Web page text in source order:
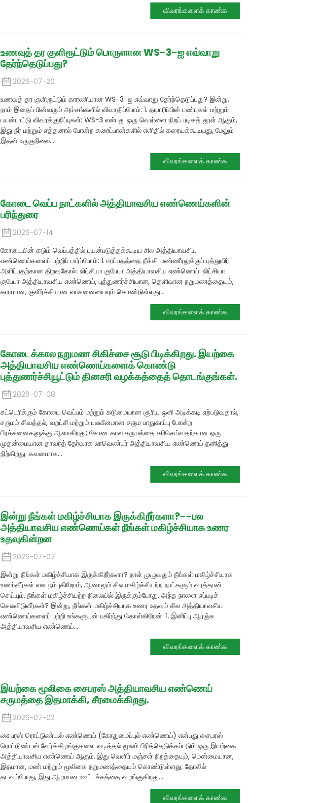
விவரங்களைக் காண்க
உணவுத் தர குளிரூட்டும் பொருளான WS-3-ஐ எவ்வாறு
தேர்ந்தெடுப்பது?
2026-07-20
உணவுத் தர குளிரூட்டும் காரணியான WS-3-ஐ எவ்வாறு தேர்ந்தெடுப்பது? இன்று,
நாம் இதைப் பின்வரும் அம்சங்களில் விவாதிப்போம்: 1. தயாரிப்பின் பண்புகள் மற்றும்
பயன்பாட்டு விவரக்குறிப்புகள்: WS-3 என்பது ஒரு வெள்ளை நிறப் படிகத் தூள் ஆகும்,
இது நீர் மற்றும் எத்தனால் போன்ற கரைப்பான்களில் எளிதில் கரையக்கூடியது, மேலும்
இதன் உருகுநிலை...
விவரங்களைக் காண்க
கோடை வெப்ப நாட்களில் அத்தியாவசிய எண்ணெய்களின்
பரிந்துரை
2026-07-14
கோடையின் கடும் வெப்பத்தில் பயன்படுத்தக்கூடிய சில அத்தியாவசிய
எண்ணெய்களைப் பற்றிப் பார்ப்போம்: 1. ஈரப்பதத்தை நீக்கி மண்ணீரலுக்குப் புத்துயிர்
அளிப்பதற்கான திறவுகோல்: லிட்சியா குபேபா அத்தியாவசிய எண்ணெய். லிட்சியா
குபேபா அத்தியாவசிய எண்ணெய், புத்துணர்ச்சியான, தெளிவான நறுமணத்தையும்,
காரமான, குளிர்ச்சியான வாசனையையும் கொண்டுள்ளது...
விவரங்களைக் காண்க
கோடைக்கால நறுமண சிகிச்சை சூடு பிடிக்கிறது. இயற்கை
அத்தியாவசிய எண்ணெய்களைக் கொண்டு
புத்துணர்ச்சியூட்டும் தினசரி வழக்கத்தைத் தொடங்குங்கள்.
2026-07-08
சுட்டெரிக்கும் கோடை வெப்பம் மற்றும் கடுமையான சூரிய ஒளி அடிக்கடி ஏற்படுவதால்,
சருமம் சிவத்தல், வறட்சி மற்றும் பலவீனமான சரும பாதுகாப்பு போன்ற
பிரச்சனைகளுக்கு ஆளாகிறது; கோடைகால சருமத்தை சரிசெய்வதற்கான ஒரு
முதன்மையான தாவரத் தேர்வாக லாவெண்டர் அத்தியாவசிய எண்ணெய் தனித்து
நிற்கிறது. கவனமாக...
விவரங்களைக் காண்க
இன்று நீங்கள் மகிழ்ச்சியாக இருக்கிறீர்களா?--பல
அத்தியாவசிய எண்ணெய்கள் நீங்கள் மகிழ்ச்சியாக உணர
உதவுகின்றன
2026-07-07
இன்று நீங்கள் மகிழ்ச்சியாக இருக்கிறீர்களா? நாள் முழுவதும் நீங்கள் மகிழ்ச்சியாக
உணர்வீர்கள் என நம்புகிறோம், ஆனாலும் சில மகிழ்ச்சியற்ற நாட்களும் வரத்தான்
செய்யும். நீங்கள் மகிழ்ச்சியற்ற நிலையில் இருக்கும்போது, ​​அந்த நாளை எப்படிச்
செலவிடுவீர்கள்? இன்று, நீங்கள் மகிழ்ச்சியாக உணர உதவும் சில அத்தியாவசிய
எண்ணெய்களைப் பற்றி உங்களுடன் பகிர்ந்து கொள்கிறேன். 1. இனிப்பு ஆரஞ்சு
அத்தியாவசிய எண்ணெய்...
விவரங்களைக் காண்க
இயற்கை மூலிகை சைபரஸ் அத்தியாவசிய எண்ணெய்
சருமத்தை இதமாக்கி, சீரமைக்கிறது.
2026-07-02
சைபரஸ் ரொட்டுண்டஸ் எண்ணெய் (கோதுமைப்புல் எண்ணெய்) என்பது சைபரஸ்
ரொட்டுண்டஸ் வேர்க்கிழங்குகளை வடித்தல் மூலம் பிரித்தெடுக்கப்படும் ஒரு இயற்கை
அத்தியாவசிய எண்ணெய் ஆகும். இது வெளிர் மஞ்சள் நிறத்தையும், மென்மையான,
இதமான, மண் மற்றும் மூலிகை நறுமணத்தையும் கொண்டுள்ளது; தோலில்
தடவும்போது, ​​இது ஆழமான ஊட்டச்சத்தை வழங்குகிறது...
விவரங்களைக் காண்க